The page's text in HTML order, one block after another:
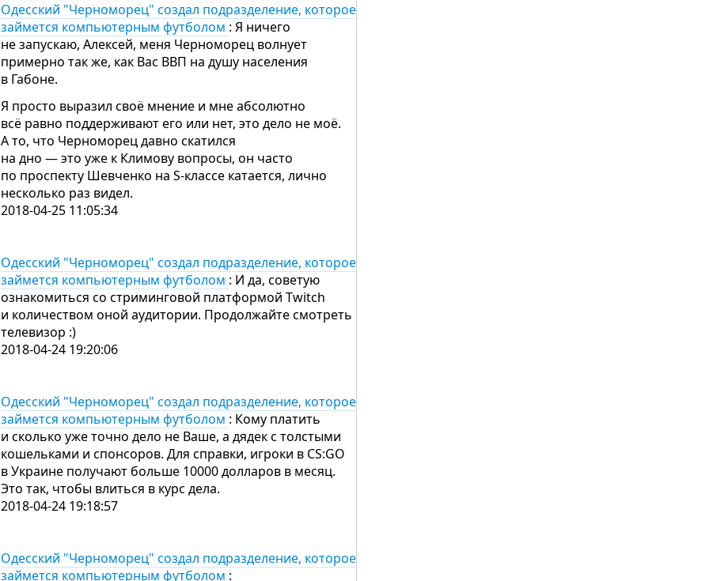
Одесский "Черноморец" создал подразделение, которое
займется компьютерным футболом : Я ничего
не запускаю, Алексей, меня Черноморец волнует
примерно так же, как Вас ВВП на душу населения
в Габоне.
Я просто выразил своё мнение и мне абсолютно
всё равно поддерживают его или нет, это дело не моё.
А то, что Черноморец давно скатился
на дно — это уже к Климову вопросы, он часто
по проспекту Шевченко на S-классе катается, лично
несколько раз видел.
2018-04-25 11:05:34
Одесский "Черноморец" создал подразделение, которое
займется компьютерным футболом : И да, советую
ознакомиться со стриминговой платформой Twitch
и количеством оной аудитории. Продолжайте смотреть
телевизор :)
2018-04-24 19:20:06
Одесский "Черноморец" создал подразделение, которое
займется компьютерным футболом : Кому платить
и сколько уже точно дело не Ваше, а дядек с толстыми
кошельками и спонсоров. Для справки, игроки в CS:GO
в Украине получают больше 10000 долларов в месяц.
Это так, чтобы влиться в курс дела.
2018-04-24 19:18:57
Одесский "Черноморец" создал подразделение, которое
займется компьютерным футболом :